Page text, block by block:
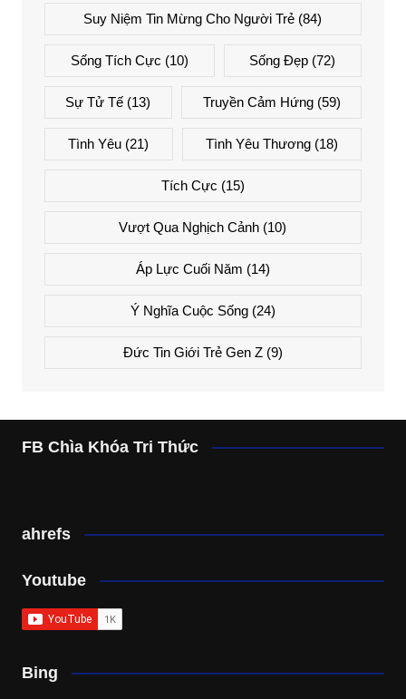
Suy Niệm Tin Mừng Cho Người Trẻ (84)
Sống Tích Cực (10) Sống Đẹp (72)
Sự Tử Tế (13) Truyền Cảm Hứng(59)
Tình Yêu (21) Tình Yêu Thương(18)
Tích Cực (15)
Vượt Qua Nghịch Cảnh (10)
Áp Lực Cuối Năm (14)
Ý Nghĩa Cuộc Sống(24)
Đức Tin Giới Trẻ Gen Z(9)
FB Chìa Khóa Tri Thức
ahrefs
Youtube
Bing